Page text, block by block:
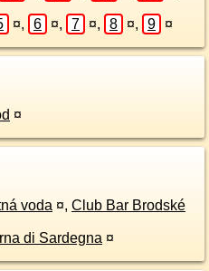
¤, 6 ¤, 7 ¤, 8 ¤, 9 ¤
¤
voda ¤, Club Bar Brodské
di Sardegna ¤